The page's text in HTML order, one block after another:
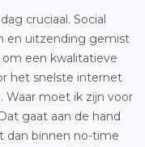
cruciaal. Social
en uitzending gemist
een kwalitatieve
het snelste internet
moet ik zijn voor
gaat aan de hand
dan binnen no-time